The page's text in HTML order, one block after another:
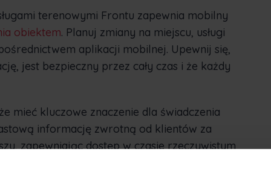
terenowymi Frontu zapewnia mobilny
obiektem. Planuj zmiany na miejscu, usługi
aplikacji mobilnej. Upewnij się,
jest bezpieczny przez cały czas i że każdy
mieć kluczowe znaczenie dla świadczenia
informację zwrotną od klientów za
zapewniając dostęp w czasie rzeczywistym
zmienić.